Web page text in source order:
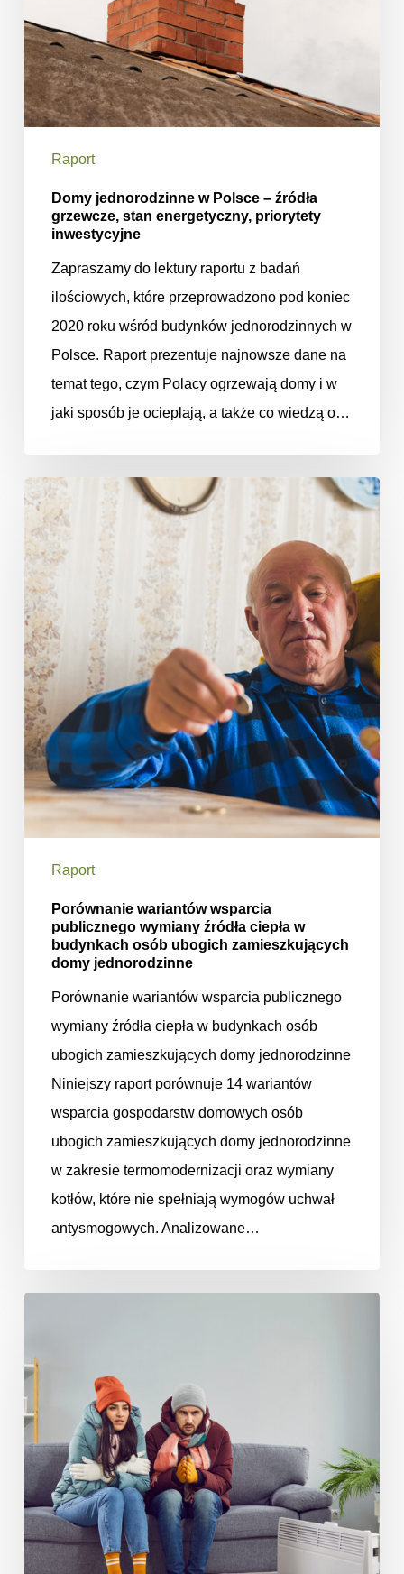
energetyczny,
priorytety
inwestycyjne
Raport
Domy jednorodzinne w Polsce – źródła
grzewcze, stan energetyczny, priorytety
inwestycyjne
Zapraszamy do lektury raportu z badań
ilościowych, które przeprowadzono pod koniec
2020 roku wśród budynków jednorodzinnych w
Polsce. Raport prezentuje najnowsze dane na
temat tego, czym Polacy ogrzewają domy i w
jaki sposób je ocieplają, a także co wiedzą o…
Porównanie
wariantów
wsparcia
publicznego
wymiany
źródła
ciepła
w
budynkach
osób
ubogich
zamieszkujących
domy
jednorodzinne
Raport
Porównanie wariantów wsparcia
publicznego wymiany źródła ciepła w
budynkach osób ubogich zamieszkujących
domy jednorodzinne
Porównanie wariantów wsparcia publicznego
wymiany źródła ciepła w budynkach osób
ubogich zamieszkujących domy jednorodzinne
Niniejszy raport porównuje 14 wariantów
wsparcia gospodarstw domowych osób
ubogich zamieszkujących domy jednorodzinne
w zakresie termomodernizacji oraz wymiany
kotłów, które nie spełniają wymogów uchwał
antysmogowych. Analizowane…
ogrzewane
na
paliwa
stałe